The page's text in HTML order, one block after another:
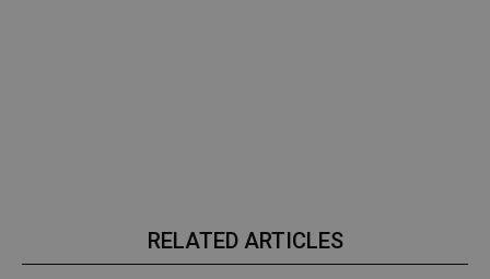
RELATED ARTICLES